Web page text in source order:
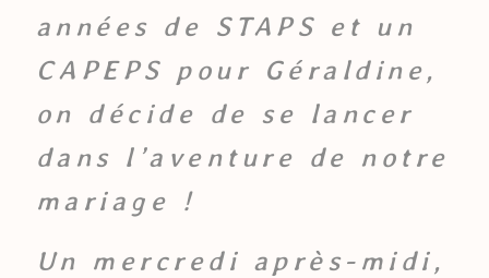
années de STAPS et un
CAPEPS pour Géraldine,
on décide de se lancer
dans l’aventure de notre
mariage !
Un mercredi après-midi,